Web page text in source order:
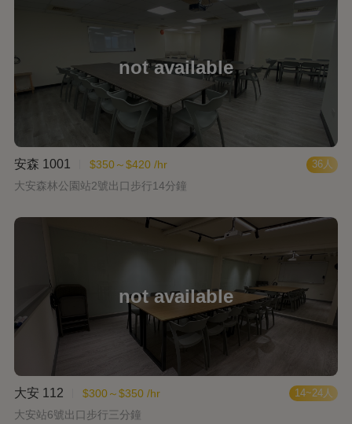
36人
安森 1001
$350～$420 /hr
大安森林公園站2號出口步行14分鐘
14~24人
大安 112
$300～$350 /hr
大安站6號出口步行三分鐘